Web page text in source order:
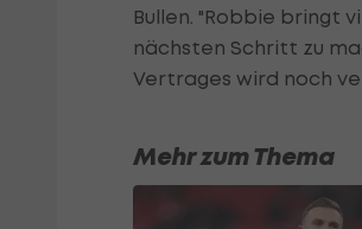
Bullen. "Robbie bringt
nächsten Schritt zu
Vertrages wird noch
Mehr zum Thema